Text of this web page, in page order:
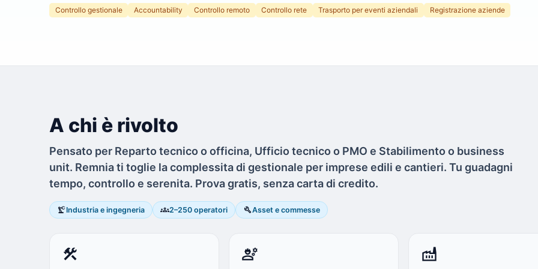
Controllo gestionale Accountability Controllo remoto Controllo rete Trasporto per eventi aziendali Registrazione aziende
A chi è rivolto
Pensato per Reparto tecnico o officina, Ufficio tecnico o PMO e Stabilimento o business
unit. Remnia ti toglie la complessita di gestionale per imprese edili e cantieri. Tu guadagni
tempo, controllo e serenita. Prova gratis, senza carta di credito.
precision_manufacturingIndustria e ingegneria groups2–250 operatori buildAsset e commesse
construction engineering factory